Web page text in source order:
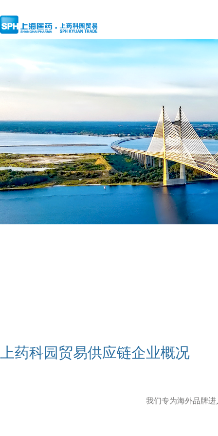
上药科园贸易供应链企业概况
我们专为海外品牌